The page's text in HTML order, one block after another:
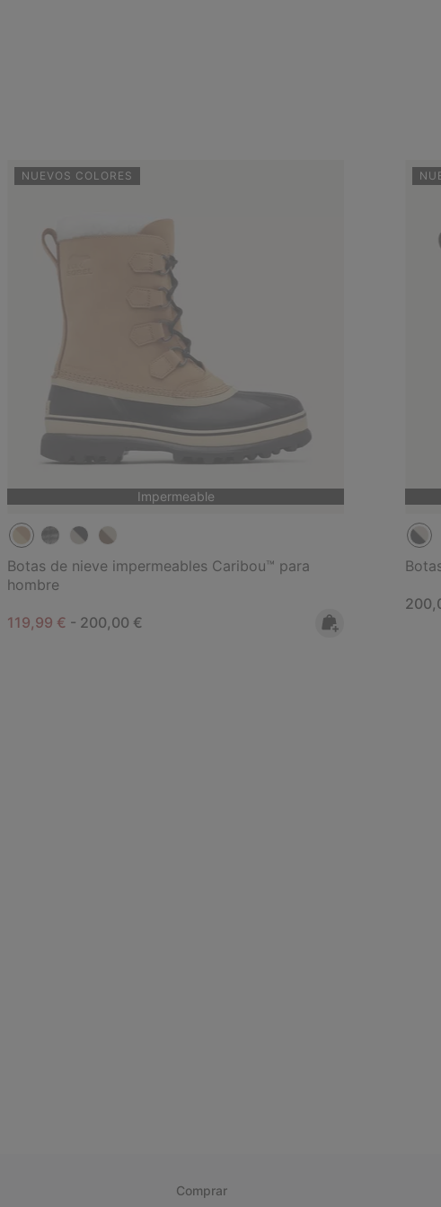
NUEVOS COLORES
Impermeable
Botas de nieve impermeables Caribou™ para
hombre
Minimum sale price:
119,99 € - Maximum price:
200,00 €
Comprar